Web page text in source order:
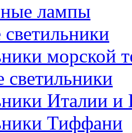
лампы
морской
светильники
Италии и
Тиффани